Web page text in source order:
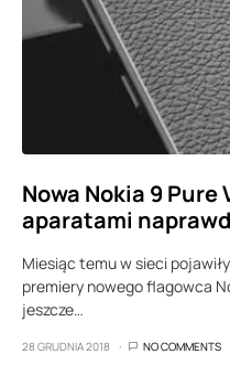
Nowa Nokia 9 Pure
aparatami
Miesiąc temu w sieci
premiery nowego flagowca
jeszcze…
28 GRUDNIA 2018 NO COMMENTS